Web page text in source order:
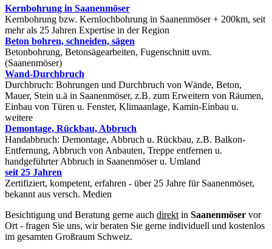
Kernbohrung in Saanenmöser
Kernbohrung bzw. Kernlochbohrung in Saanenmöser + 200km, seit
mehr als 25 Jahren Expertise in der Region
Beton bohren, schneiden, sägen
Betonbohrung, Betonsägearbeiten, Fugenschnitt uvm.
(Saanenmöser)
Wand-Durchbruch
Durchbruch: Bohrungen und Durchbruch von Wände, Beton,
Mauer, Stein u.ä in Saanenmöser, z.B. zum Erweitern von Räumen,
Einbau von Türen u. Fenster, Klimaanlage, Kamin-Einbau u.
weitere
Demontage, Rückbau, Abbruch
Handabbruch: Demontage, Abbruch u. Rückbau, z.B. Balkon-
Entfernung, Abbruch von Anbauten, Treppe entfernen u.
handgeführter Abbruch in Saanenmöser u. Umland
seit 25 Jahren
Zertifiziert, kompetent, erfahren - über 25 Jahre für Saanenmöser,
bekannt aus versch. Medien
Besichtigung und Beratung gerne auch direkt in Saanenmöser vor
Ort - fragen Sie uns, wir beraten Sie gerne individuell und kostenlos
im gesamten Großraum Schweiz.